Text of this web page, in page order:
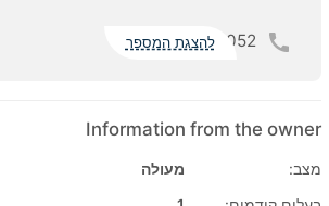
052 להצגת המספר
Information from the owner
מצב:
מעולה